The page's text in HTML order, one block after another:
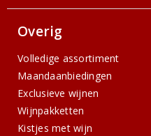
Overig
Volledige assortiment
Maandaanbiedingen
Exclusieve wijnen
Wijnpakketten
Kistjes met wijn